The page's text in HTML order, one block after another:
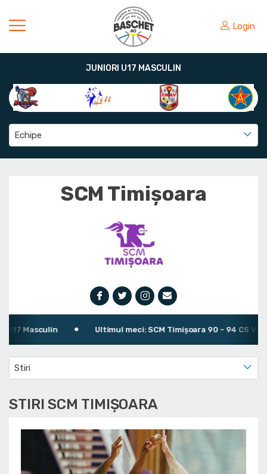
Login
JUNIORI U17 MASCULIN
Echipe
SCM Timișoara
Ultimul meci: SCM Timișoara 90 - 94 CS Vâlcea 1924
Stiri
STIRI SCM TIMIȘOARA